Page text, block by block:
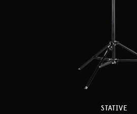
STATIVE